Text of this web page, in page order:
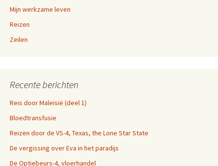
Mijn werkzame leven
Reizen
Zeilen
Recente berichten
Reis door Maleisië (deel 1)
Bloedtransfusie
Reizen door de VS-4, Texas, the Lone Star State
De vergissing over Eva in het paradijs
De Optiebeurs-4, vloerhandel